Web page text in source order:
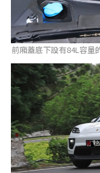
前廂蓋底下設有84L容量